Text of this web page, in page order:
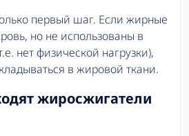
первый шаг. Если жирные
но не использованы в
нет физической нагрузки),
в жировой ткани.
жиросжигатели